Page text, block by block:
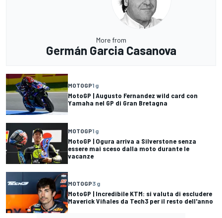
More from
Germán Garcia Casanova
MOTOGP1 g
MotoGP | Augusto Fernandez wild card con
Yamaha nel GP di Gran Bretagna
MOTOGP1 g
MotoGP | Ogura arriva a Silverstone senza
essere mai sceso dalla moto durante le
vacanze
MOTOGP3 g
MotoGP | Incredibile KTM: si valuta di escludere
Maverick Viñales da Tech3 per il resto dell'anno